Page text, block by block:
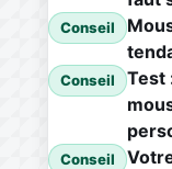
Conseil
Conseil
Test
Conseil